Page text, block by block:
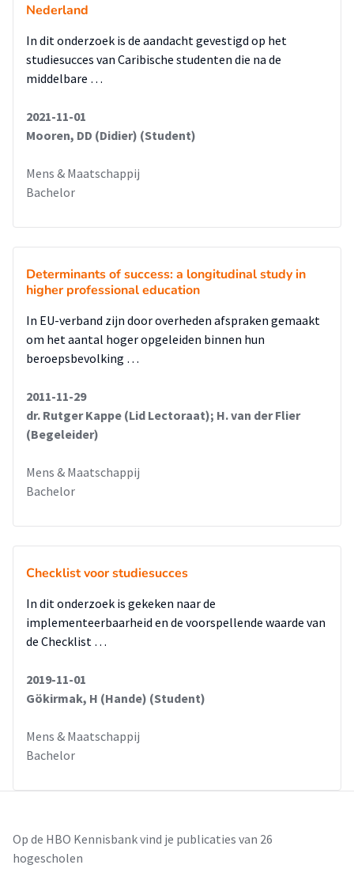
Nederland
In dit onderzoek is de aandacht gevestigd op het
studiesucces van Caribische studenten die na de
middelbare …
2021-11-01
Mooren, DD (Didier) (Student)
Mens & Maatschappij
Bachelor
Determinants of success: a longitudinal study in
higher professional education
In EU-verband zijn door overheden afspraken gemaakt
om het aantal hoger opgeleiden binnen hun
beroepsbevolking …
2011-11-29
dr. Rutger Kappe (Lid Lectoraat); H. van der Flier
(Begeleider)
Mens & Maatschappij
Bachelor
Checklist voor studiesucces
In dit onderzoek is gekeken naar de
implementeerbaarheid en de voorspellende waarde van
de Checklist …
2019-11-01
Gökirmak, H (Hande) (Student)
Mens & Maatschappij
Bachelor
Op de HBO Kennisbank vind je publicaties van 26
hogescholen